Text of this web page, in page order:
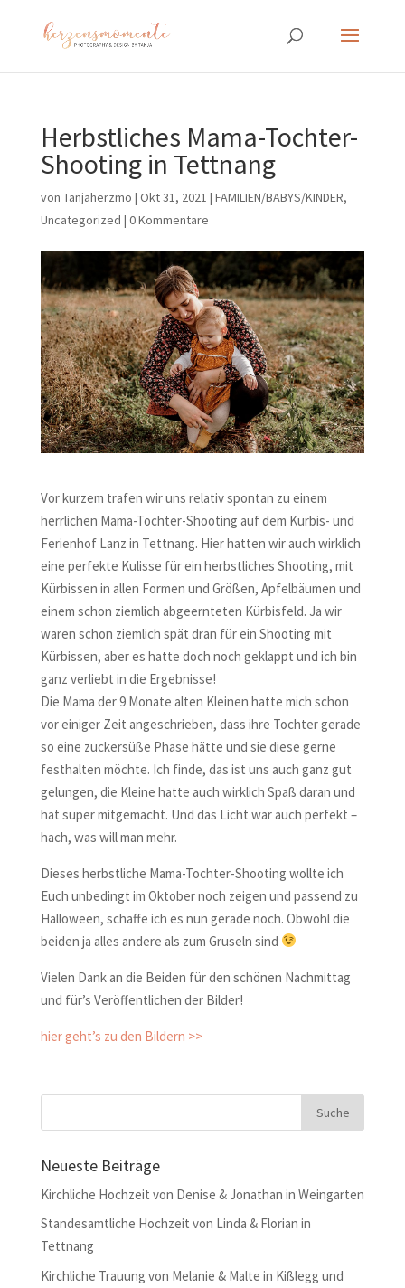
Herbstliches Mama-Tochter-
Shooting in Tettnang
von Tanjaherzmo | Okt 31, 2021 | FAMILIEN/BABYS/KINDER,
Uncategorized | 0 Kommentare
Vor kurzem trafen wir uns relativ spontan zu einem
herrlichen Mama-Tochter-Shooting auf dem Kürbis- und
Ferienhof Lanz in Tettnang. Hier hatten wir auch wirklich
eine perfekte Kulisse für ein herbstliches Shooting, mit
Kürbissen in allen Formen und Größen, Apfelbäumen und
einem schon ziemlich abgeernteten Kürbisfeld. Ja wir
waren schon ziemlich spät dran für ein Shooting mit
Kürbissen, aber es hatte doch noch geklappt und ich bin
ganz verliebt in die Ergebnisse!
Die Mama der 9 Monate alten Kleinen hatte mich schon
vor einiger Zeit angeschrieben, dass ihre Tochter gerade
so eine zuckersüße Phase hätte und sie diese gerne
festhalten möchte. Ich finde, das ist uns auch ganz gut
gelungen, die Kleine hatte auch wirklich Spaß daran und
hat super mitgemacht. Und das Licht war auch perfekt –
hach, was will man mehr.
Dieses herbstliche Mama-Tochter-Shooting wollte ich
Euch unbedingt im Oktober noch zeigen und passend zu
Halloween, schaffe ich es nun gerade noch. Obwohl die
beiden ja alles andere als zum Gruseln sind
Vielen Dank an die Beiden für den schönen Nachmittag
und für’s Veröffentlichen der Bilder!
hier geht’s zu den Bildern >>
Neueste Beiträge
Kirchliche Hochzeit von Denise & Jonathan in Weingarten
Standesamtliche Hochzeit von Linda & Florian in
Tettnang
Kirchliche Trauung von Melanie & Malte in Kißlegg und